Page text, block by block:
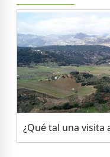
¿Qué tal una visita